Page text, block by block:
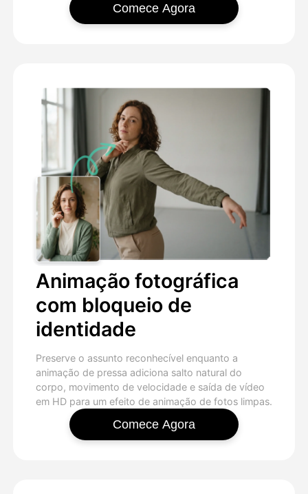
Comece Agora
Animação fotográfica
com bloqueio de
identidade
Preserve o assunto reconhecível enquanto a
animação de pressa adiciona salto natural do
corpo, movimento de velocidade e saída de vídeo
em HD para um efeito de animação de fotos limpas.
Comece Agora